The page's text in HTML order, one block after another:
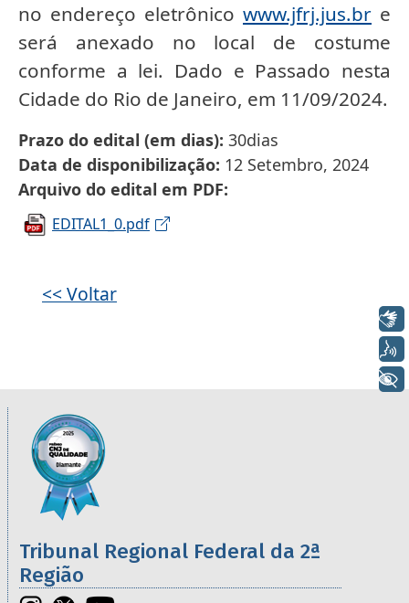
no endereço eletrônico www.jfrj.jus.br e
será anexado no local de costume
conforme a lei. Dado e Passado nesta
Cidade do Rio de Janeiro, em 11/09/2024.
Prazo do edital (em dias) 30dias
Data de disponibilização 12 Setembro, 2024
Arquivo do edital em PDF
EDITAL1_0.pdf
<< Voltar
Informações úteis sobre os órgãos da 2ª
Imagem
Tribunal Regional Federal da 2ª
Região